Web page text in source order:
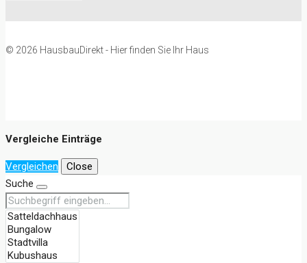
© 2026 HausbauDirekt - Hier finden Sie Ihr Haus
Vergleiche Einträge
Vergleichen
Close
Suche